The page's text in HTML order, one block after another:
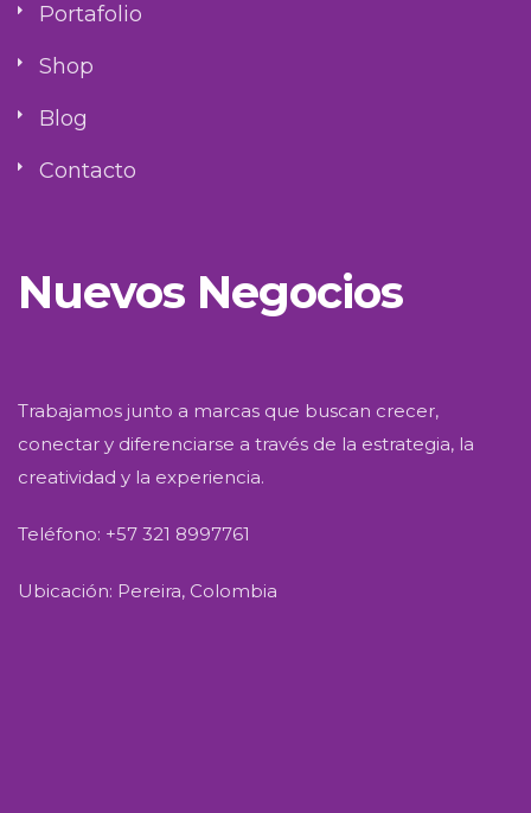
Portafolio
Shop
Blog
Contacto
Nuevos Negocios
Trabajamos junto a marcas que buscan crecer,
conectar y diferenciarse a través de la estrategia, la
creatividad y la experiencia.
Teléfono: +57 321 8997761
Ubicación: Pereira, Colombia